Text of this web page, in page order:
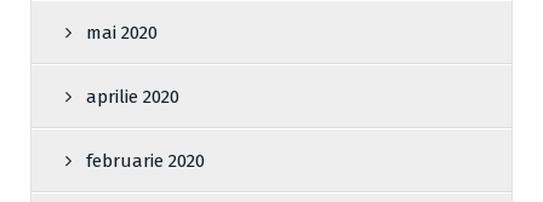
mai 2020
aprilie 2020
februarie 2020